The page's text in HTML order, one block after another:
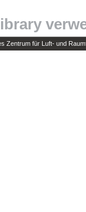
Zentrum für Luft- und